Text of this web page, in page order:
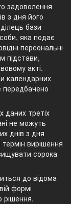
задоволення
з дня його
бази
яка подає
персональні
підстави,
акті.
календарних
передбачено
даних третіх
не можуть
днів з дня
вирішення
сорока
до відома
формі
рішення.